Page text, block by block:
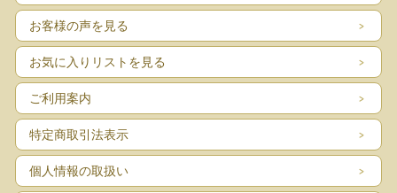
お客様の声を見る
お気に入りリストを見る
ご利用案内
特定商取引法表示
個人情報の取扱い